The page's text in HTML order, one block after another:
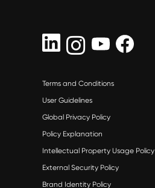
Terms and Conditions
User Guidelines
Global Privacy Policy
Policy Explanation
Intellectual Property Usage Policy
External Security Policy
Brand Identity Policy